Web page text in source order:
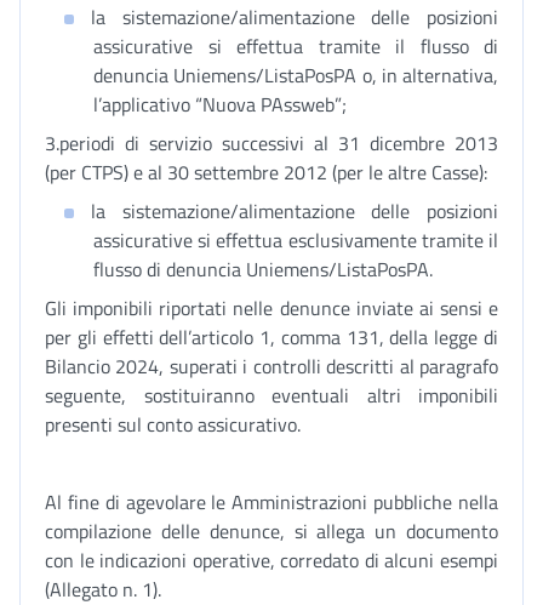
la sistemazione/alimentazione delle posizioni
assicurative si effettua tramite il flusso di
denuncia Uniemens/ListaPosPA o, in alternativa,
l’applicativo “Nuova PAssweb”;
3.periodi di servizio successivi al 31 dicembre 2013
(per CTPS) e al 30 settembre 2012 (per le altre Casse):
la sistemazione/alimentazione delle posizioni
assicurative si effettua esclusivamente tramite il
flusso di denuncia Uniemens/ListaPosPA.
Gli imponibili riportati nelle denunce inviate ai sensi e
per gli effetti dell’articolo 1, comma 131, della legge di
Bilancio 2024, superati i controlli descritti al paragrafo
seguente, sostituiranno eventuali altri imponibili
presenti sul conto assicurativo.
Al fine di agevolare le Amministrazioni pubbliche nella
compilazione delle denunce, si allega un documento
con le indicazioni operative, corredato di alcuni esempi
(Allegato n. 1).